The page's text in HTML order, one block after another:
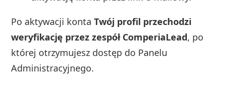
Po aktywacji kontaTwój profil przechodzi
weryfikację przez zespół ComperiaLead, po
której otrzymujesz dostęp do Panelu
Administracyjnego.